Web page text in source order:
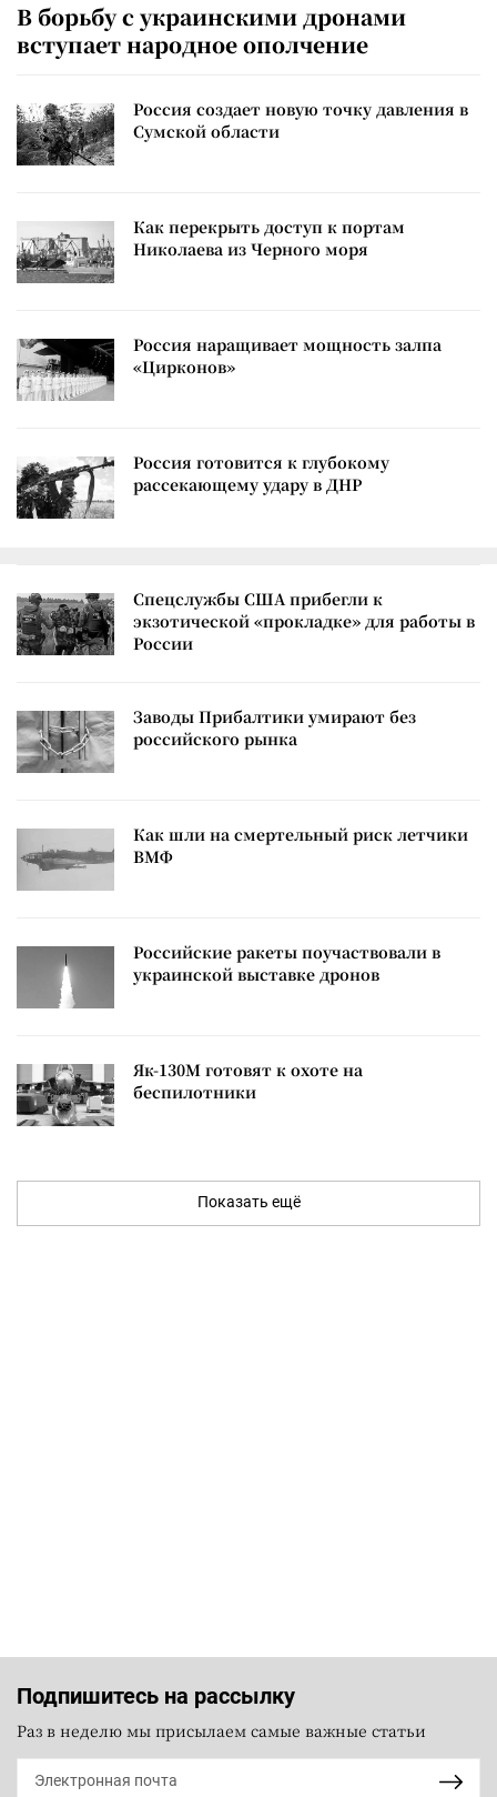
В борьбу с украинскими дронами
вступает народное ополчение
Россия создает новую точку давления в
Сумской области
Как перекрыть доступ к портам
Николаева из Черного моря
Россия наращивает мощность залпа
«Цирконов»
Россия готовится к глубокому
рассекающему удару в ДНР
Спецслужбы США прибегли к
экзотической «прокладке» для работы в
России
Заводы Прибалтики умирают без
российского рынка
Как шли на смертельный риск летчики
ВМФ
Российские ракеты поучаствовали в
украинской выставке дронов
Як-130М готовят к охоте на
беспилотники
Показать ещё
Подпишитесь на рассылку
Раз в неделю мы присылаем самые важные статьи